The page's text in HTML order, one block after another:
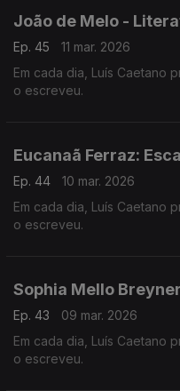
João de Melo -
Ep. 45
11 mar. 2026
Em cada dia, Luís Caetano
o escreveu.
Eucanaã Ferraz:
Ep. 44
10 mar. 2026
Em cada dia, Luís Caetano
o escreveu.
Sophia Mello
Ep. 43
09 mar. 2026
Em cada dia, Luís Caetano
o escreveu.